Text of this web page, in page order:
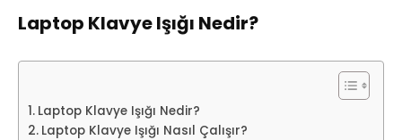
Laptop Klavye Işığı Nedir?
Laptop Klavye Işığı Nedir?
Laptop Klavye Işığı Nasıl Çalışır?